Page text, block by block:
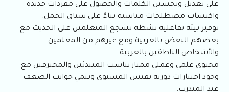
على تعديل وتحسين الكلمات والحصول على مفردات جديدة
واكتساب مصطلحات مناسبة بناءً على سياق الجمل.
توفير بيئة تفاعلية نشطة تشجع المتعلمين على الحديث مع
بعضهم البعض بالعربية ومع غيرهم من المعلمين
والأشخاص الناطقين بالعربية.
محتوى علمي وعملي ممتاز يناسب المبتدئين والمحترفين مع
وجود اختبارات دورية تقيس المستوى وتنمي جوانب الضعف
عند المتدرب.